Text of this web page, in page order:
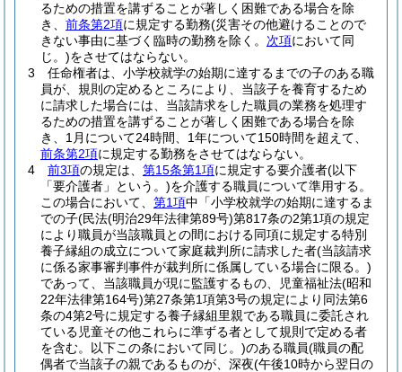
るための措置を講ずることが著しく困難である場合を除
き、 前条第2項に規定する勤務(災害その他避けることので
きない事由に基づく臨時の勤務を除く。 次項において同
じ。)をさせてはならない。
3
任命権者は、小学校就学の始期に達するまでの子のある職
員が、規則の定めるところにより、当該子を養育するため
に請求した場合には、当該請求をした職員の業務を処理す
るための措置を講ずることが著しく困難である場合を除
き、1月について24時間、1年について150時間を超えて、
前条第2項に規定する勤務をさせてはならない。
4
前3項の規定は、 第15条第1項に規定する要介護者(以下
「要介護者」という。)を介護する職員について準用する。
この場合において、 第1項中「小学校就学の始期に達するま
での子(民法(明治29年法律第89号)第817条の2第1項の規定
により職員が当該職員との間における同項に規定する特別
養子縁組の成立について家庭裁判所に請求した者(当該請求
に係る家事審判事件が裁判所に係属している場合に限る。)
であって、当該職員が現に監護するもの、児童福祉法(昭和
22年法律第164号)第27条第1項第3号の規定により同法第6
条の4第2号に規定する養子縁組里親である職員に委託され
ている児童その他これらに準ずる者として規則で定める者
を含む。以下この条において同じ。)のある職員(職員の配
偶者で当該子の親であるものが、深夜(午後10時から翌日の